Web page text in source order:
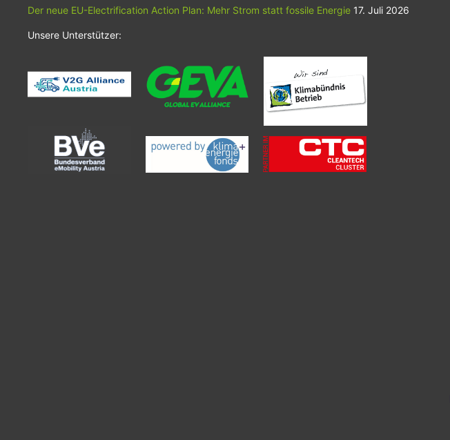
Der neue EU-Electrification Action Plan: Mehr Strom statt fossile Energie 17. Juli 2026
Unsere Unterstützer: